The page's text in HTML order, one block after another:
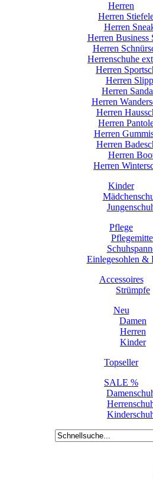
Herren
Herren
Herren
Herren Business
Herren
Herrenschuhe
Herren
Herren
Herren
Herren
Herren
Herren
Herren
Herren
Herren
Herren
Kinder
Pflege
Einlegesohlen &
Accessoires
Strümpfe
Neu
Damen
Herren
Kinder
Topseller
SALE %